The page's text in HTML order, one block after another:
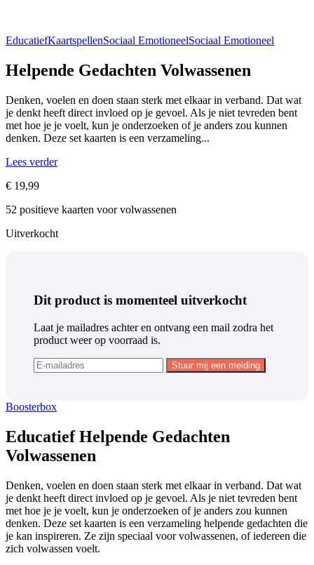
EducatiefKaartspellenSociaal EmotioneelSociaal Emotioneel
Helpende Gedachten Volwassenen
Denken, voelen en doen staan sterk met elkaar in verband. Dat wat
je denkt heeft direct invloed op je gevoel. Als je niet tevreden bent
met hoe je je voelt, kun je onderzoeken of je anders zou kunnen
denken. Deze set kaarten is een verzameling...
Lees verder
€ 19,99
52 positieve kaarten voor volwassenen
Uitverkocht
Dit product is momenteel uitverkocht
Laat je mailadres achter en ontvang een mail zodra het
product weer op voorraad is.
Boosterbox
Educatief Helpende Gedachten
Volwassenen
Denken, voelen en doen staan sterk met elkaar in verband. Dat wat
je denkt heeft direct invloed op je gevoel. Als je niet tevreden bent
met hoe je je voelt, kun je onderzoeken of je anders zou kunnen
denken. Deze set kaarten is een verzameling helpende gedachten die
je kan inspireren. Ze zijn speciaal voor volwassenen, of iedereen die
zich volwassen voelt.